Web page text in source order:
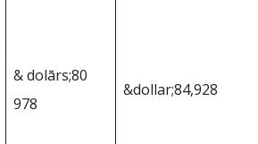
& dolārs;80
978
&dollar;84,928